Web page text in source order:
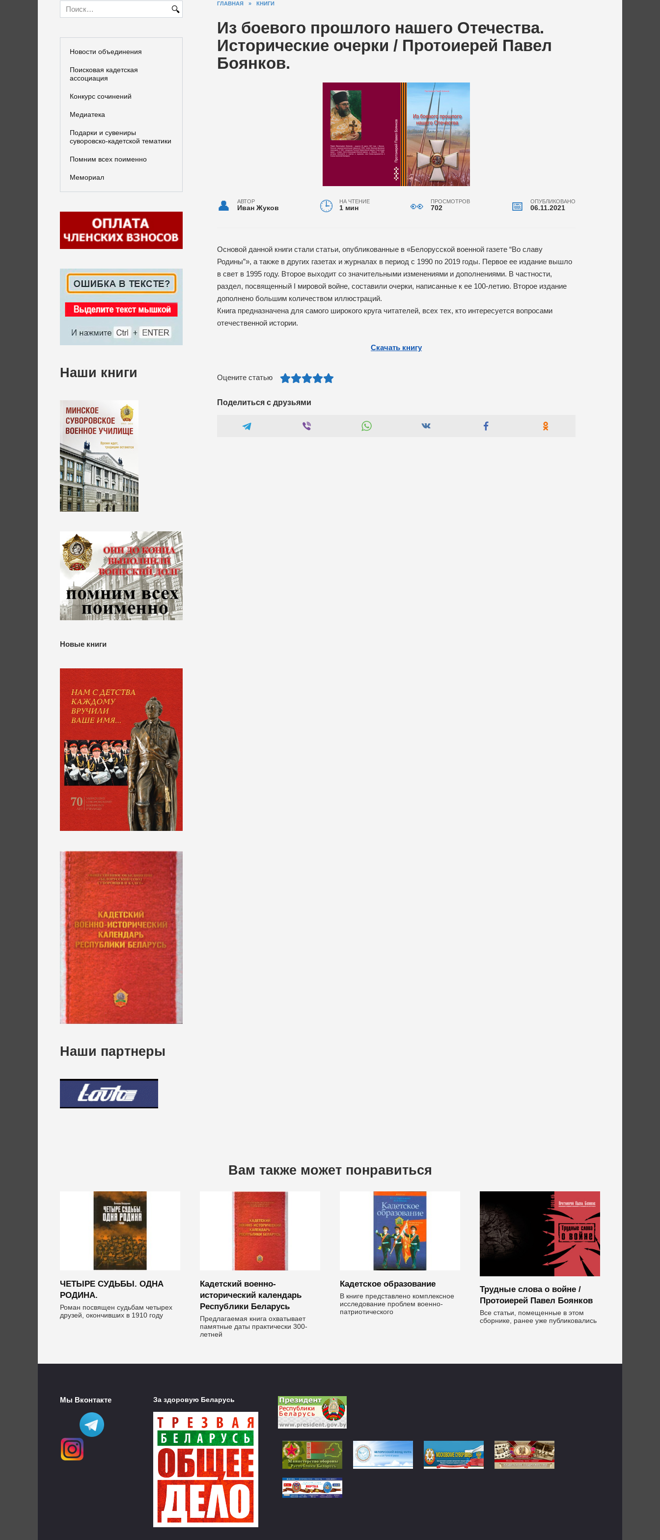
ГЛАВНАЯ » КНИГИ
Из боевого прошлого нашего Отечества.
Исторические очерки / Протоиерей Павел
Боянков.
АВТОР
Иван Жуков
НА ЧТЕНИЕ
1 мин
ПРОСМОТРОВ
702
ОПУБЛИКОВАНО
06.11.2021
Основой данной книги стали статьи, опубликованные в «Белорусской военной газете “Во славу
Родины”», а также в других газетах и журналах в период с 1990 по 2019 годы. Первое ее издание вышло
в свет в 1995 году. Второе выходит со значительными изменениями и дополнениями. В частности,
раздел, посвященный I мировой войне, составили очерки, написанные к ее 100-летию. Второе издание
дополнено большим количеством иллюстраций.
Книга предназначена для самого широкого круга читателей, всех тех, кто интересуется вопросами
отечественной истории.
Скачать книгу
Оцените статью
Поделиться с друзьями
for:
Новости объединения
Поисковая кадетская
ассоциация
Конкурс сочинений
Медиатека
Подарки и сувениры
суворовско-кадетской тематики
Помним всех поименно
Мемориал
Наши книги
Новые книги
Наши партнеры
Вам также может понравиться
ЧЕТЫРЕ СУДЬБЫ. ОДНА
РОДИНА.
Роман посвящен судьбам четырех
друзей, окончивших в 1910 году
Кадетский военно-
исторический календарь
Республики Беларусь
Предлагаемая книга охватывает
памятные даты практически 300-
летней
Кадетское образование
В книге представлено комплексное
исследование проблем военно-
патриотического
Трудные слова о войне /
Протоиерей Павел Боянков
Все статьи, помещенные в этом
сборнике, ранее уже публиковались
Мы Вконтакте За здоровую Беларусь